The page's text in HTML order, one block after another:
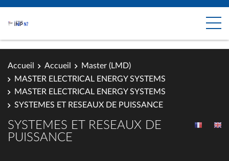
Accueil Accueil
Master (LMD)
MASTER ELECTRICAL ENERGY SYSTEMS
MASTER ELECTRICAL ENERGY SYSTEMS
SYSTEMES ET RESEAUX DE PUISSANCE
SYSTEMES ET RESEAUX DE
PUISSANCE